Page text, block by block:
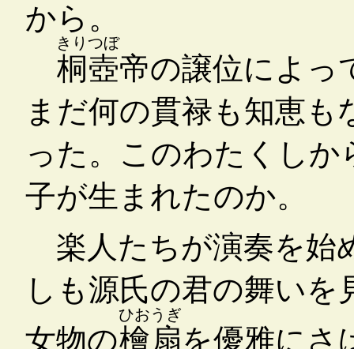
から。
桐壺
きりつぼ
帝の譲位によっ
まだ何の貫禄も知恵
った。このわたくし
子が生まれたのか。
楽人たちが演奏を始
しも源氏の君の舞い
女物の檜扇
ひおうぎ
を優雅にさ